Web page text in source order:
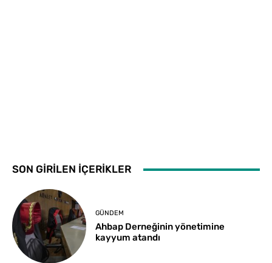
SON GİRİLEN İÇERİKLER
GÜNDEM
Ahbap Derneğinin yönetimine
kayyum atandı